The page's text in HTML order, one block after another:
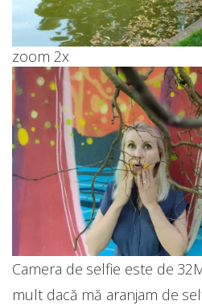
zoom 2x
Camera de selfie este de
mult dacă mă aranjam de